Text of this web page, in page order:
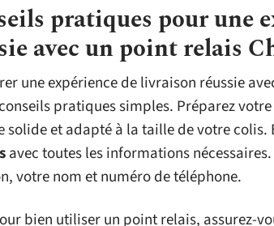
pratiques pour une
avec un point relais
une expérience de livraison réussie
pratiques simples. Préparez
solide et adapté à la taille de votre colis.
avec toutes les informations
votre nom et numéro de téléphone.
bien utiliser un point relais, assurez-